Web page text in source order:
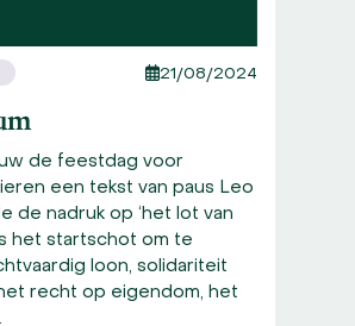
21/08/2024
de feestdag voor
een tekst van paus Leo
de nadruk op ‘het lot van
het startschot om te
loon, solidariteit
recht op eigendom, het